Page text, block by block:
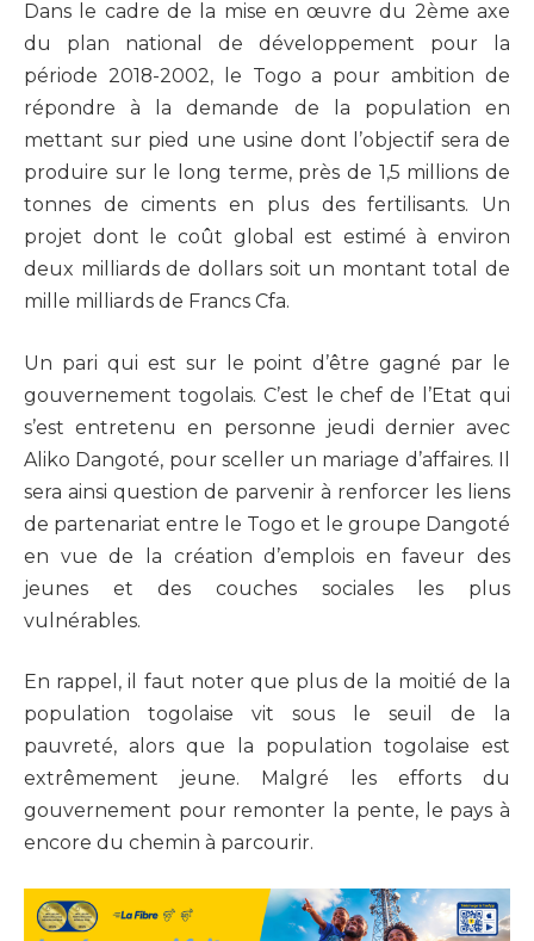
Dans le cadre de la mise en œuvre du 2ème axe
du plan national de développement pour la
période 2018-2002, le Togo a pour ambition de
répondre à la demande de la population en
mettant sur pied une usine dont l’objectif sera de
produire sur le long terme, près de 1,5 millions de
tonnes de ciments en plus des fertilisants. Un
projet dont le coût global est estimé à environ
deux milliards de dollars soit un montant total de
mille milliards de Francs Cfa.
Un pari qui est sur le point d’être gagné par le
gouvernement togolais. C’est le chef de l’Etat qui
s’est entretenu en personne jeudi dernier avec
Aliko Dangoté, pour sceller un mariage d’affaires. Il
sera ainsi question de parvenir à renforcer les liens
de partenariat entre le Togo et le groupe Dangoté
en vue de la création d’emplois en faveur des
jeunes et des couches sociales les plus
vulnérables.
En rappel, il faut noter que plus de la moitié de la
population togolaise vit sous le seuil de la
pauvreté, alors que la population togolaise est
extrêmement jeune. Malgré les efforts du
gouvernement pour remonter la pente, le pays à
encore du chemin à parcourir.